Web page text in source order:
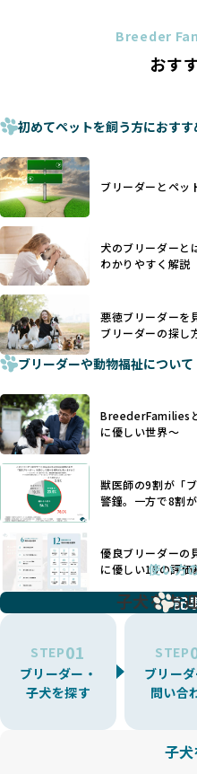
法令レベルの最低基準にとど
ものに過ぎず、ワンちゃんの
少なくなく、消費者にとって
さらに、書類審査のみで掲載
際の飼育環境やブリーダーの
す。こうしたサイトでは、ブ
あり、実際の現場や日々のケ
利優先の「悪徳ブリーダー」
す。
BreederFamiliesでは、ワン
ーダー」のみを紹介するため
設け、ブリーダーの理念や飼
ています。
一部の営利優先のブリーディ
えずに大量繁殖が行われ、親
が見られます。さらに、コス
たり、栄養のない食事を与え
いなど、ワンちゃんの健康と
くありません。
また、健康リスクが予測し
が行き届かない多頭飼育等
ング手法は、ワンちゃんの福
るブリーダーによるものが多
題となっています。
BreederFamiliesでは、こう
リーディングをなくすため、
うに大切に飼育・繁殖を行っ
BreederFamiliesでは、アニ
えた6つの絶対基準と12の総
ことを徹底しています。
BreederFamiliesでは、以下
に断尾（しっぽを切る）や断
ことがあります。
これは痛みを伴う処置で、ワ
手段でもあるため、切断され
ヨーロッパ諸国ではこうした
日本ではいまだ行われる場合
優良ブリーダーは動物福祉を
を大切にするため断尾・断耳
一方、営利優先ブリーダーで
ことを理由に断尾や断耳を行
で処置するケースも見受けら
「耳やしっぽを切らない」詳
犬種ごとに異なる健康リスク
適切に対応するためには、深
せん。現在、犬種は200種類
たとえば、パグは呼吸器系の
ドール・レトリバーには股
す。このような犬種ごとの違
できるかどうかは、ブリーダ
す。
優良ブリーダーは、少数の
繁殖を行い、各犬種の特徴を
犬種ごとの健康管理や繁殖に
ことが可能です。
一方、営利優先ブリーダーは
増やす傾向があり、犬種ごと
環境を十分に考慮しない場合
たりストレスを抱えたりする
「少数の犬種に集中」の詳細
すが、無計画な交配には健康
の特徴を持つことで予測しに
が高く、診断や治療も複雑化
Breeder
おす
初めてペットを飼う方におすす
ブリーダーとペッ
犬のブリーダーと
わかりやすく解説
悪徳ブリーダーを
ブリーダーの探し
ブリーダーや動物福祉について
BreederFamilies
に優しい世界〜
獣医師の9割が「
警鐘。一方で8割
優良ブリーダー
に優しい18の評価
記
使い方
子犬をお
STEP01
ブリーダー・
子犬を探す
STEP
ブリー
問い合
子